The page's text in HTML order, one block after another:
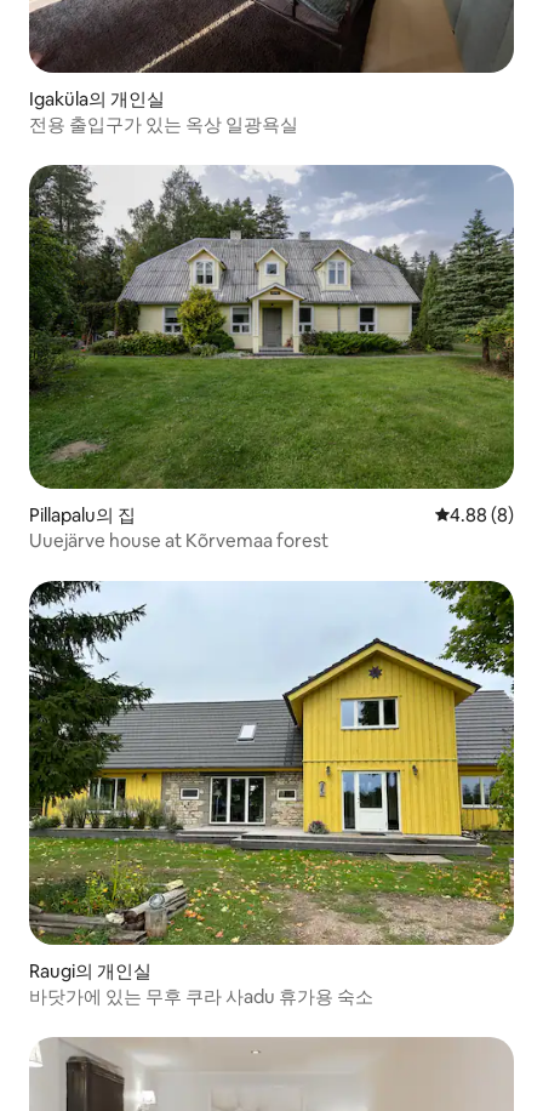
Igaküla의 개인실
전용 출입구가 있는 옥상 일광욕실
Pillapalu의 집 평점 4.88점
4.88 (8)
Uuejärve house at Kõrvemaa forest
Raugi의 개인실
바닷가에 있는 무후 쿠라 사adu 휴가용 숙소